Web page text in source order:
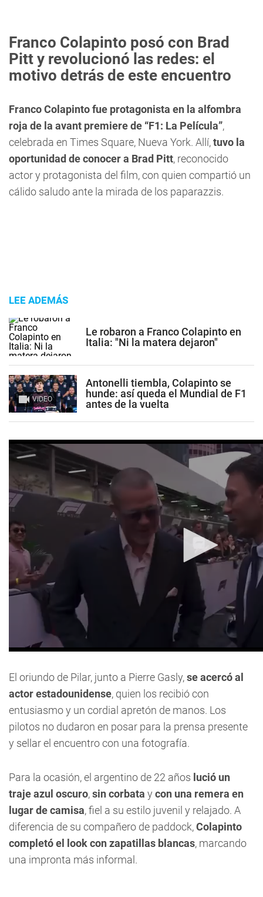
Franco Colapinto posó con Brad
Pitt y revolucionó las redes: el
motivo detrás de este encuentro
Franco Colapinto fue protagonista en la alfombra
roja de la avant premiere de “F1: La Película”,
celebrada en Times Square, Nueva York. Allí,tuvo la
oportunidad de conocer a Brad Pitt, reconocido
actor y protagonista del film, con quien compartió un
cálido saludo ante la mirada de los paparazzis.
LEE ADEMÁS
Le robaron a Franco Colapinto en
Italia: "Ni la matera dejaron"
VIDEO
Antonelli tiembla, Colapinto se
hunde: así queda el Mundial de F1
antes de la vuelta
seconds
of
seconds
El oriundo de Pilar, junto a Pierre Gasly,se acercó al
actor estadounidense, quien los recibió con
entusiasmo y un cordial apretón de manos. Los
pilotos no dudaron en posar para la prensa presente
y sellar el encuentro con una fotografía.
Para la ocasión, el argentino de 22 años lució un
traje azul oscuro,sin corbata y con una remera en
lugar de camisa, fiel a su estilo juvenil y relajado. A
diferencia de su compañero de paddock,Colapinto
completó el look con zapatillas blancas, marcando
una impronta más informal.